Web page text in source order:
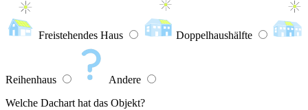
Freistehendes Haus Doppelhaushälfte
Reihenhaus
Andere
Welche Dachart hat das Objekt?